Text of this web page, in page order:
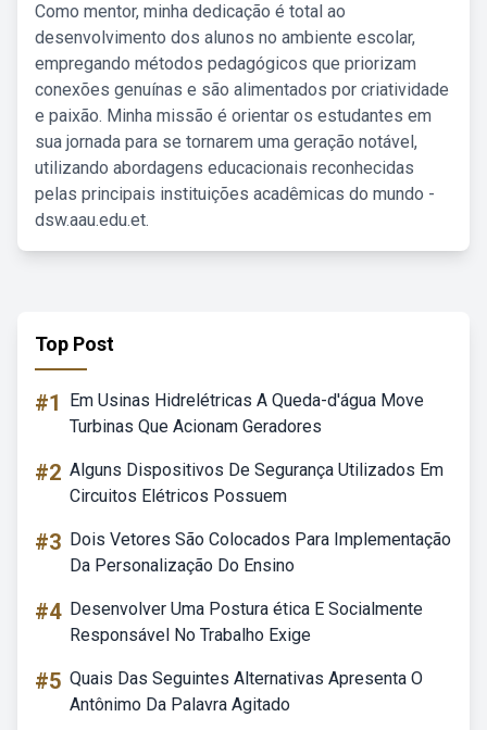
Como mentor, minha dedicação é total ao
desenvolvimento dos alunos no ambiente escolar,
empregando métodos pedagógicos que priorizam
conexões genuínas e são alimentados por criatividade
e paixão. Minha missão é orientar os estudantes em
sua jornada para se tornarem uma geração notável,
utilizando abordagens educacionais reconhecidas
pelas principais instituições acadêmicas do mundo -
dsw.aau.edu.et.
Top Post
#1
Em Usinas Hidrelétricas A Queda-d'água Move
Turbinas Que Acionam Geradores
#2 Alguns Dispositivos De Segurança Utilizados Em
Circuitos Elétricos Possuem
#3 Dois Vetores São Colocados Para Implementação
Da Personalização Do Ensino
#4 Desenvolver Uma Postura ética E Socialmente
Responsável No Trabalho Exige
#5 Quais Das Seguintes Alternativas Apresenta O
Antônimo Da Palavra Agitado